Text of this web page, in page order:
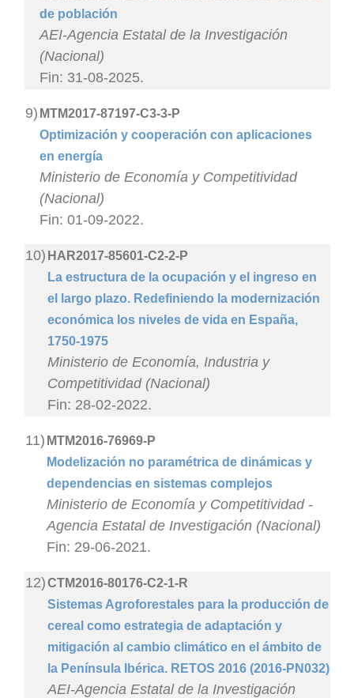
de población
AEI-Agencia Estatal de la Investigación
(Nacional)
Fin: 31-08-2025.
9) MTM2017-87197-C3-3-P
Optimización y cooperación con aplicaciones
en energía
Ministerio de Economía y Competitividad
(Nacional)
Fin: 01-09-2022.
10) HAR2017-85601-C2-2-P
La estructura de la ocupación y el ingreso en
el largo plazo. Redefiniendo la modernización
económica los niveles de vida en España,
1750-1975
Ministerio de Economía, Industria y
Competitividad (Nacional)
Fin: 28-02-2022.
11) MTM2016-76969-P
Modelización no paramétrica de dinámicas y
dependencias en sistemas complejos
Ministerio de Economía y Competitividad -
Agencia Estatal de Investigación (Nacional)
Fin: 29-06-2021.
12)CTM2016-80176-C2-1-R
Sistemas Agroforestales para la producción de
cereal como estrategia de adaptación y
mitigación al cambio climático en el ámbito de
la Península Ibérica. RETOS 2016 (2016-PN032)
AEI-Agencia Estatal de la Investigación